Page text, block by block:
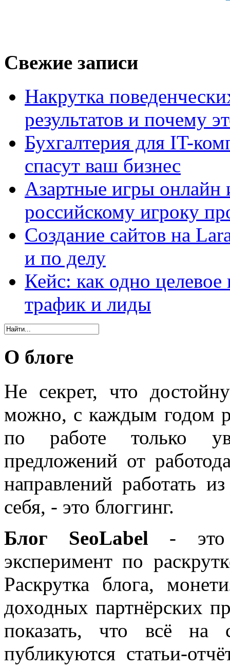
Свежие записи
Накрутка
результатов и почему
Бухгалтерия для IT-
спасут ваш бизнес
Азартные игры онлайн
российскому игроку
Создание сайтов на
и по делу
Кейс: как одно
трафик и лиды
О блоге
Не секрет, что
можно, с каждым годом
по работе только
предложений от
направлений работать
себя, - это блоггинг.
Блог SeoLabel - это
эксперимент по
Раскрутка блога,
доходных партнёрских
показать, что всё на
публикуются статьи-